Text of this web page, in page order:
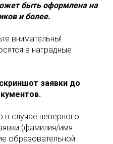
быть оформлена на
и более.
внимательны!
в наградные
заявки до
в случае неверного
(фамилия/имя
образовательной